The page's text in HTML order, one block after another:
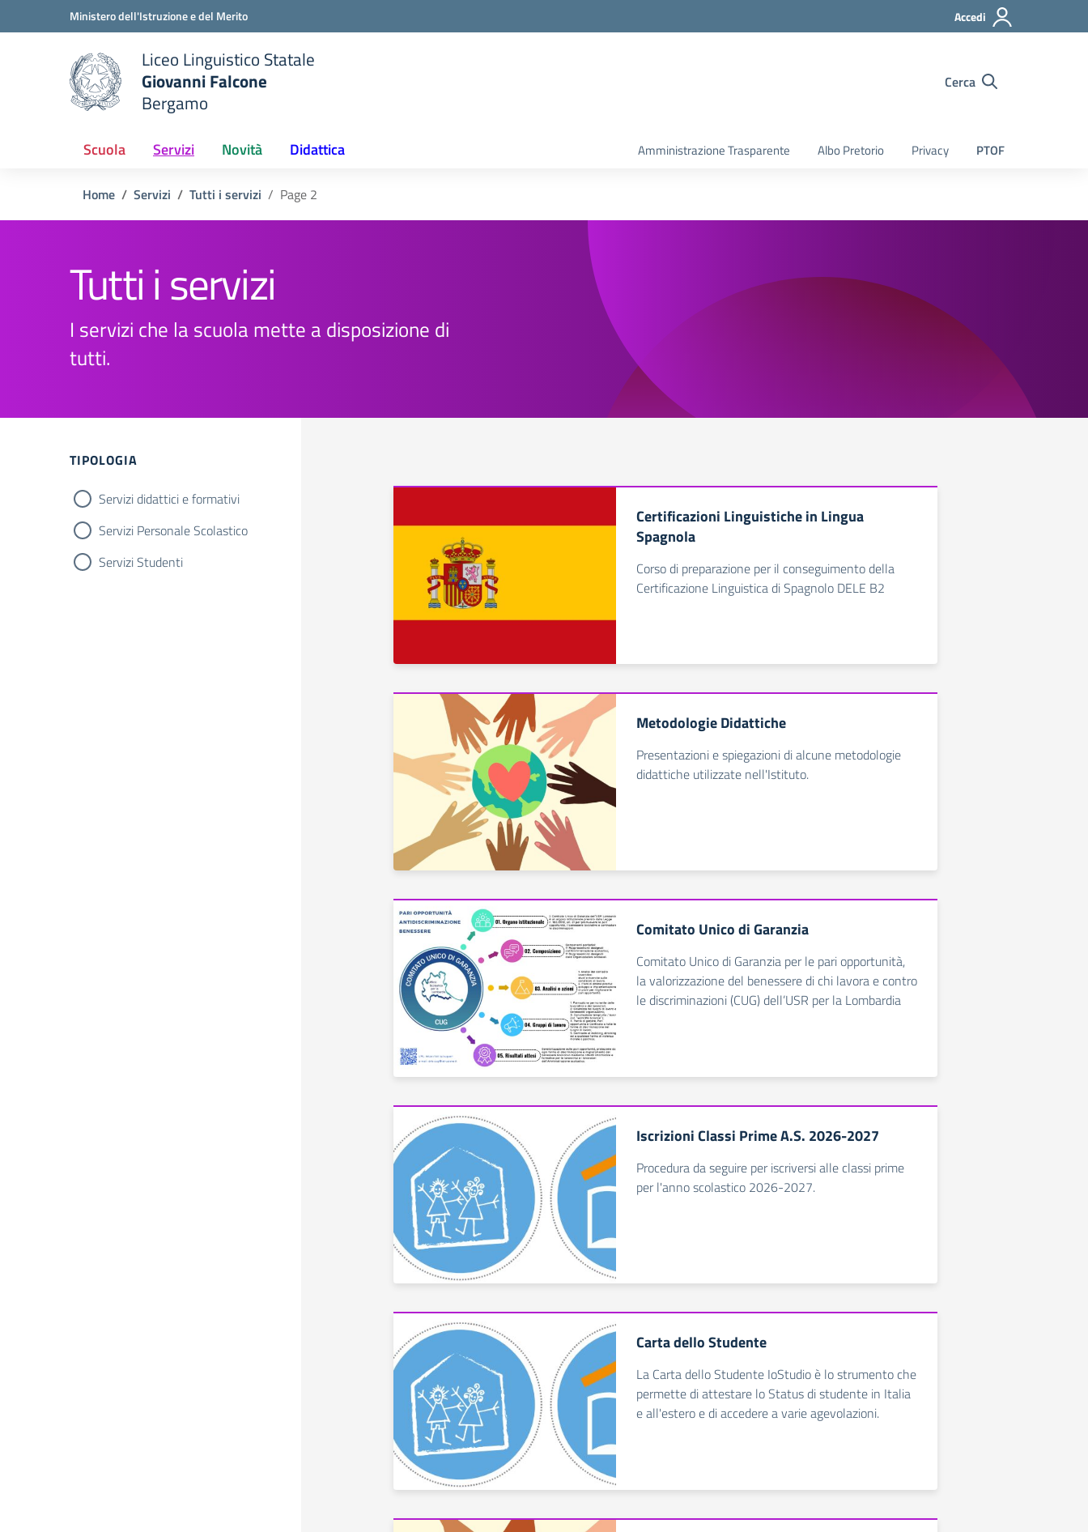
Vai ai contenuti
Vai al menu di navigazioneMinistero dell'Istruzione e del Merito Accedi
scuola
Liceo Linguistico Statale
Giovanni Falcone
Bergamo
Cerca
Scuola Servizi Novità Didattica Amministrazione Trasparente Albo Pretorio Privacy PTOF
Home Servizi Tutti i servizi Page 2
Tutti i servizi
I servizi che la scuola mette a disposizione di
tutti.
Filtri
TIPOLOGIA
Servizi didattici e formativi
Servizi Personale Scolastico
Servizi Studenti
Certificazioni Linguistiche in Lingua
Spagnola
Corso di preparazione per il conseguimento della
Certificazione Linguistica di Spagnolo DELE B2
Metodologie Didattiche
Presentazioni e spiegazioni di alcune metodologie
didattiche utilizzate nell'Istituto.
Comitato Unico di Garanzia
Comitato Unico di Garanzia per le pari opportunità,
la valorizzazione del benessere di chi lavora e contro
le discriminazioni (CUG) dell’USR per la Lombardia
Iscrizioni Classi Prime A.S. 2026-2027
Procedura da seguire per iscriversi alle classi prime
per l'anno scolastico 2026-2027.
Carta dello Studente
La Carta dello Studente IoStudio è lo strumento che
permette di attestare lo Status di studente in Italia
e all'estero e di accedere a varie agevolazioni.